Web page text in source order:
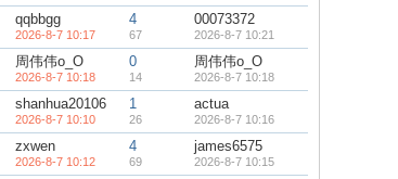
qqbbgg
2026-8-7 10:17
4
67
00073372
2026-8-7 10:21
周伟伟o_O
2026-8-7 10:18
0
14
周伟伟o_O
2026-8-7 10:18
shanhua20106
2026-8-7 10:10
1
26
actua
2026-8-7 10:16
zxwen
2026-8-7 10:12
4
69
james6575
2026-8-7 10:15